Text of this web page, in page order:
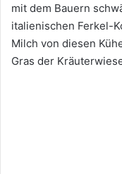
mit dem Bauern
italienischen Ferkel-
Milch von diesen
Gras der